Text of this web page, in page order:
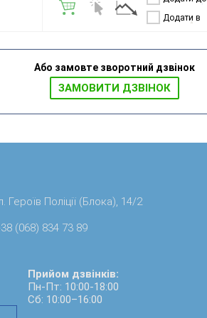
порівняння
Додати в
Або замовте зворотний дзвінок
ЗАМОВИТИ ДЗВIНОК
Героїв Поліції (Блока), 14/2
(068) 834 73 89
Прийом дзвінків:
Пн-Пт: 10:00-18:00
Сб: 10:00–16:00